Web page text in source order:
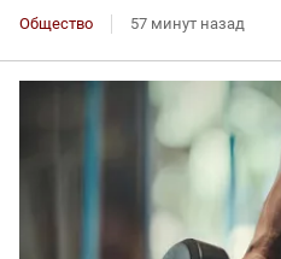
Общество 57 минут назад